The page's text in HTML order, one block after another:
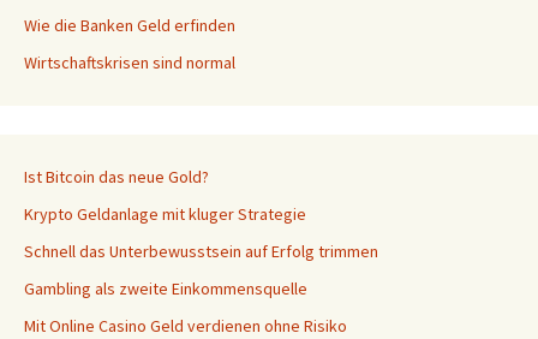
Wie die Banken Geld erfinden
Wirtschaftskrisen sind normal
Ist Bitcoin das neue Gold?
Krypto Geldanlage mit kluger Strategie
Schnell das Unterbewusstsein auf Erfolg trimmen
Gambling als zweite Einkommensquelle
Mit Online Casino Geld verdienen ohne Risiko